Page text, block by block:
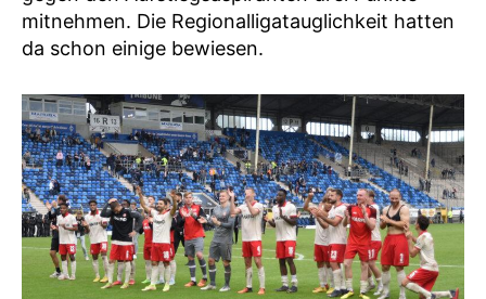
mitnehmen. Die Regionalligatauglichkeit hatten
da schon einige bewiesen.